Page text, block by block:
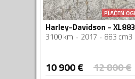
PLAĆEN
3100 km 2017 883 cm3
10 900€ 12 800€